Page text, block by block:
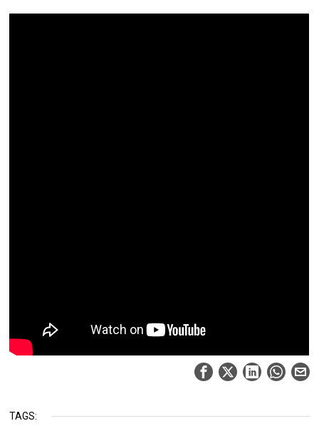
TAGS: